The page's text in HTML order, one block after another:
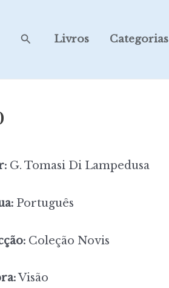
SearchLivros Categorias
G. Tomasi Di Lampedusa
Português
Coleção Novis
Visão